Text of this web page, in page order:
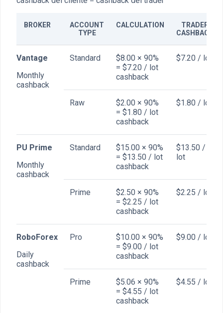
BROKER
ACCOUNT
TYPE
CALCULATION
TRADER
CASHBACK
Vantage
Monthly
cashback
Standard
$8.00 × 90%
= $7.20 / lot
cashback
$7.20 / lot
Raw
$2.00 × 90%
= $1.80 / lot
cashback
$1.80 / lot
PU Prime
Monthly
cashback
Standard
$15.00 × 90%
= $13.50 / lot
cashback
$13.50 /
lot
Prime
$2.50 × 90%
= $2.25 / lot
cashback
$2.25 / lot
RoboForex
Daily
cashback
Pro
$10.00 × 90%
= $9.00 / lot
cashback
$9.00 / lot
Prime
$5.06 × 90%
= $4.55 / lot
cashback
$4.55 / lot